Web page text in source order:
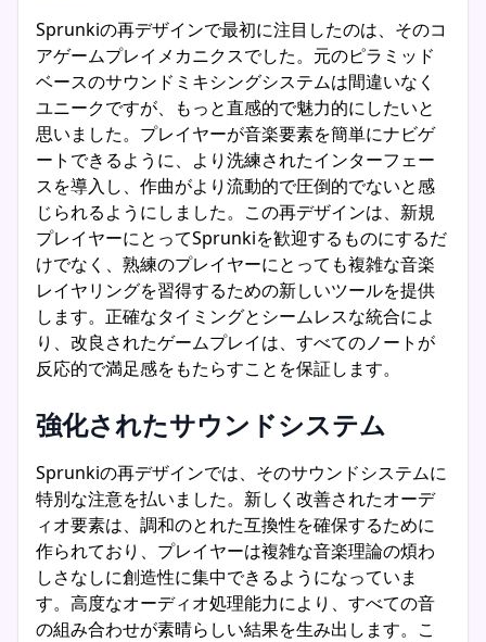
Sprunkiの再デザインで最初に注目したのは、そのコ
アゲームプレイメカニクスでした。元のピラミッド
ベースのサウンドミキシングシステムは間違いなく
ユニークですが、もっと直感的で魅力的にしたいと
思いました。プレイヤーが音楽要素を簡単にナビゲ
ートできるように、より洗練されたインターフェー
スを導入し、作曲がより流動的で圧倒的でないと感
じられるようにしました。この再デザインは、新規
プレイヤーにとってSprunkiを歓迎するものにするだ
けでなく、熟練のプレイヤーにとっても複雑な音楽
レイヤリングを習得するための新しいツールを提供
します。正確なタイミングとシームレスな統合によ
り、改良されたゲームプレイは、すべてのノートが
反応的で満足感をもたらすことを保証します。
強化されたサウンドシステム
Sprunkiの再デザインでは、そのサウンドシステムに
特別な注意を払いました。新しく改善されたオーデ
ィオ要素は、調和のとれた互換性を確保するために
作られており、プレイヤーは複雑な音楽理論の煩わ
しさなしに創造性に集中できるようになっていま
す。高度なオーディオ処理能力により、すべての音
の組み合わせが素晴らしい結果を生み出します。こ